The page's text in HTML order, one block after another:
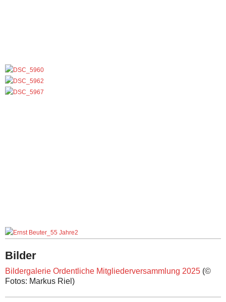
Bilder
Bildergalerie Ordentliche Mitgliederversammlung 2025 (©
Fotos: Markus Riel)